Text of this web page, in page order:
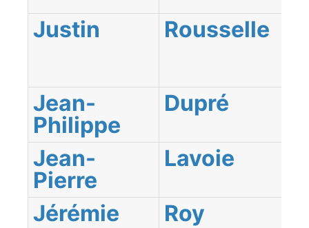
Justin Rousselle
Jean-
Philippe
Dupré
Jean-
Pierre
Lavoie
Jérémie
Roy